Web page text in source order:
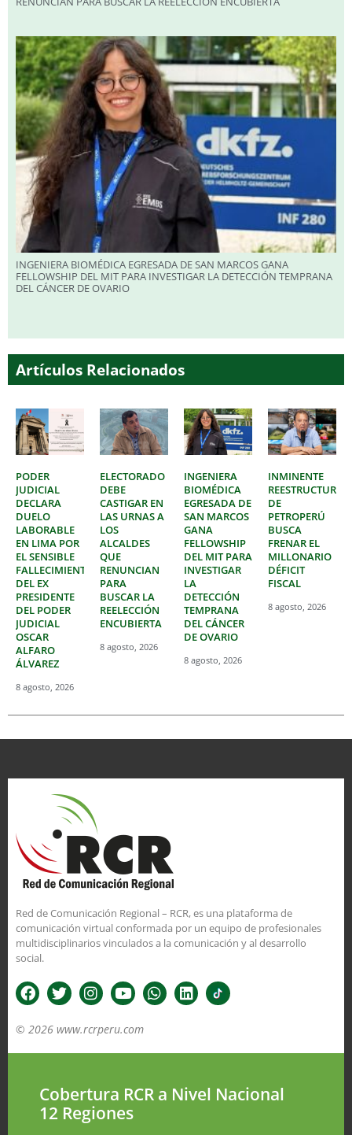
INGENIERA BIOMÉDICA EGRESADA DE SAN MARCOS GANA
FELLOWSHIP DEL MIT PARA INVESTIGAR LA DETECCIÓN TEMPRANA
DEL CÁNCER DE OVARIO
Artículos Relacionados
PODER
JUDICIAL
DECLARA
DUELO
LABORABLE
EN LIMA POR
EL SENSIBLE
FALLECIMIENTO
DEL EX
PRESIDENTE
DEL PODER
JUDICIAL
OSCAR
ALFARO
ÁLVAREZ
8 agosto, 2026
ELECTORADO
DEBE
CASTIGAR EN
LAS URNAS A
LOS
ALCALDES
QUE
RENUNCIAN
PARA
BUSCAR LA
REELECCIÓN
ENCUBIERTA
8 agosto, 2026
INGENIERA
BIOMÉDICA
EGRESADA DE
SAN MARCOS
GANA
FELLOWSHIP
DEL MIT PARA
INVESTIGAR
LA
DETECCIÓN
TEMPRANA
DEL CÁNCER
DE OVARIO
8 agosto, 2026
INMINENTE
DE
PETROPERÚ
BUSCA
FRENAR EL
MILLONARIO
DÉFICIT
FISCAL
8 agosto, 2026
Red de Comunicación Regional – RCR, es una plataforma de
comunicación virtual conformada por un equipo de profesionales
multidisciplinarios vinculados a la comunicación y al desarrollo
social.
© 2026 www.rcrperu.com
Cobertura RCR a Nivel Nacional
12 Regiones